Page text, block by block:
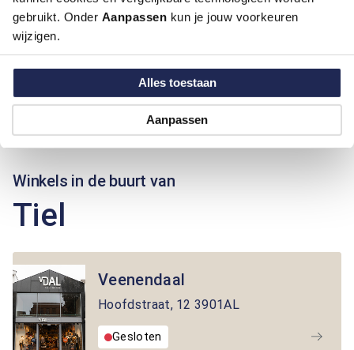
gebruikt. Onder Aanpassen kun je jouw voorkeuren
wijzigen.
Alles toestaan
Aanpassen
Winkels in de buurt van
Tiel
Veenendaal
Hoofdstraat,123901AL
Gesloten